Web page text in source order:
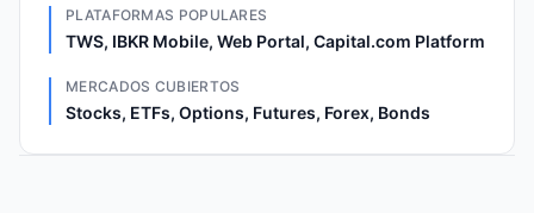
PLATAFORMAS POPULARES
TWS, IBKR Mobile, Web Portal, Capital.com Platform
MERCADOS CUBIERTOS
Stocks, ETFs, Options, Futures, Forex, Bonds